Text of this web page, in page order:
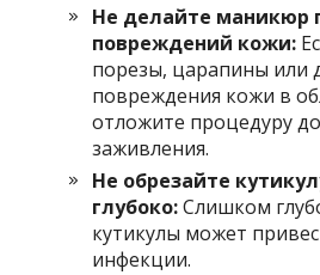
Не делайте маникюр
повреждений кожи:
порезы, царапины или
повреждения кожи в
отложите процедуру
заживления.
Не обрезайте
глубоко:Слишком
кутикулы может
инфекции.